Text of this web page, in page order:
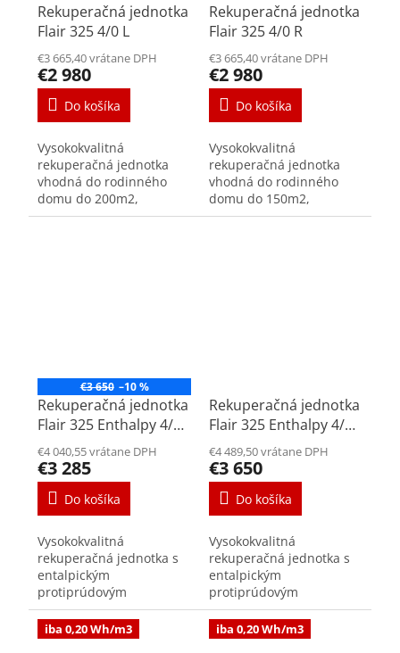
Rekuperačná jednotka
Flair 325 4/0 L
€3 665,40 vrátane DPH
€2 980
Do košíka
Vysokokvalitná
rekuperačná jednotka
vhodná do rodinného
domu do 200m2,
väčšieho bytu či do
Rekuperačná jednotka
Flair 325 4/0 R
€3 665,40 vrátane DPH
€2 980
Do košíka
Vysokokvalitná
rekuperačná jednotka
vhodná do rodinného
domu do 150m2,
väčšieho bytu či do
€3 650 –10 %
Rekuperačná jednotka
Flair 325 Enthalpy 4/0
L
€4 040,55 vrátane DPH
€3 285
Do košíka
Vysokokvalitná
rekuperačná jednotka s
entalpickým
protiprúdovým
výmenníkom vhodná do
menšieho rodinného
domu, bytu a kancelárie.
Rekuperačná jednotka
Flair 325 Enthalpy 4/0
R
€4 489,50 vrátane DPH
€3 650
Do košíka
Vysokokvalitná
rekuperačná jednotka s
entalpickým
protiprúdovým
výmenníkom vhodná do
menšieho rodinného
domu, bytu a kancelárie.
iba 0,20 Wh/m3 iba 0,20 Wh/m3